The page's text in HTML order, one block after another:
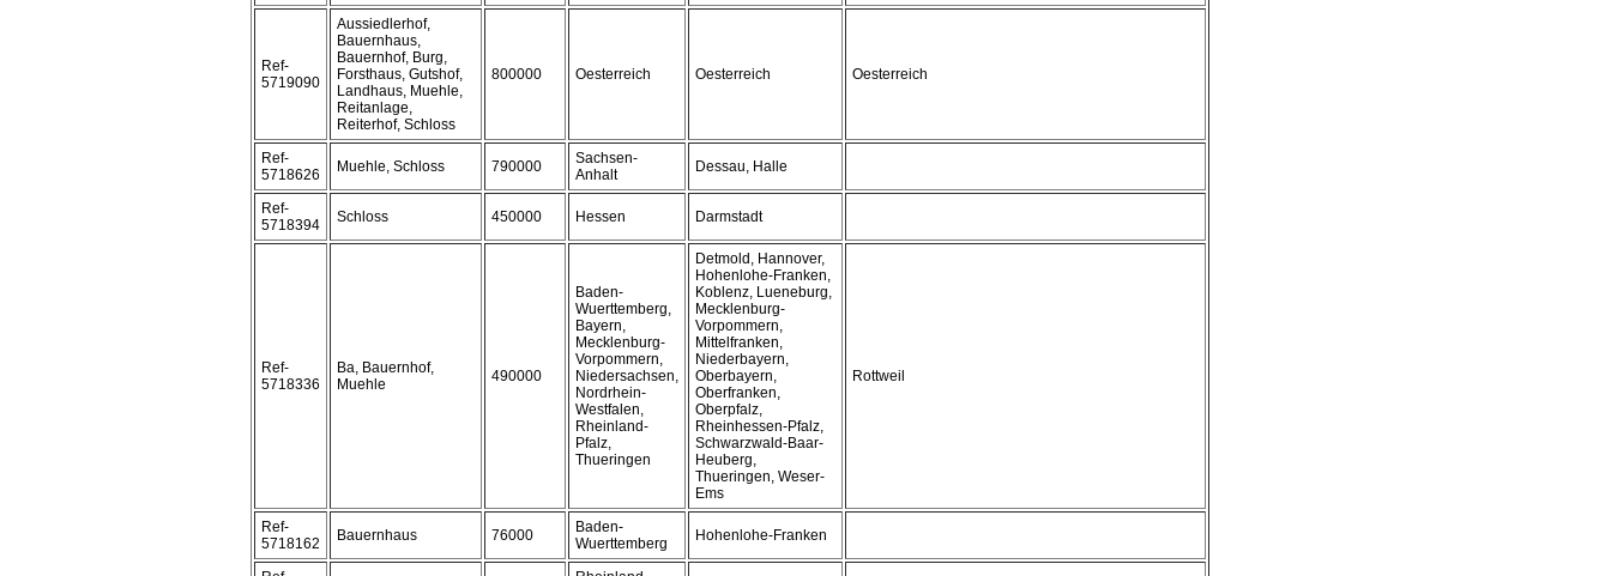
Ref-
5719090
Aussiedlerhof,
Bauernhaus,
Bauernhof, Burg,
Forsthaus, Gutshof,
Landhaus, Muehle,
Reitanlage,
Reiterhof, Schloss
800000 Oesterreich Oesterreich Oesterreich
Ref-
5718626
Muehle, Schloss 790000
Sachsen-
Anhalt
Dessau, Halle
Ref-
5718394
Schloss 450000 Hessen Darmstadt
Ref-
5718336
Ba, Bauernhof,
Muehle
490000
Baden-
Wuerttemberg,
Bayern,
Mecklenburg-
Vorpommern,
Niedersachsen,
Nordrhein-
Westfalen,
Rheinland-
Pfalz,
Thueringen
Detmold, Hannover,
Hohenlohe-Franken,
Koblenz, Lueneburg,
Mecklenburg-
Vorpommern,
Mittelfranken,
Niederbayern,
Oberbayern,
Oberfranken,
Oberpfalz,
Rheinhessen-Pfalz,
Schwarzwald-Baar-
Heuberg,
Thueringen, Weser-
Ems
Rottweil
Ref-
5718162
Bauernhaus 76000
Baden-
Wuerttemberg
Hohenlohe-Franken